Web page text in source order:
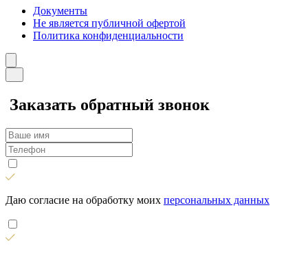
Документы
Не является публичной офертой
Политика конфиденциальности
Заказать обратный звонок
Даю согласие на обработку моих персональных данных